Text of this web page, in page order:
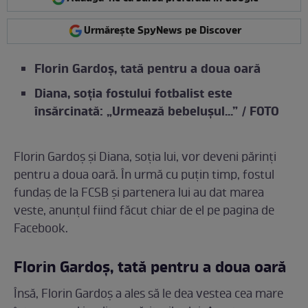
Urmărește SpyNews pe Discover
Florin Gardoș, tată pentru a doua oară
Diana, soția fostului fotbalist este
însărcinată: „Urmează bebelușul…” / FOTO
Florin Gardoș și Diana, soția lui, vor deveni părinți
pentru a doua oară. În urmă cu puțin timp, fostul
fundaș de la FCSB și partenera lui au dat marea
veste, anunțul fiind făcut chiar de el pe pagina de
Facebook.
Florin Gardoș, tată pentru a doua oară
Însă, Florin Gardoș a ales să le dea vestea cea mare